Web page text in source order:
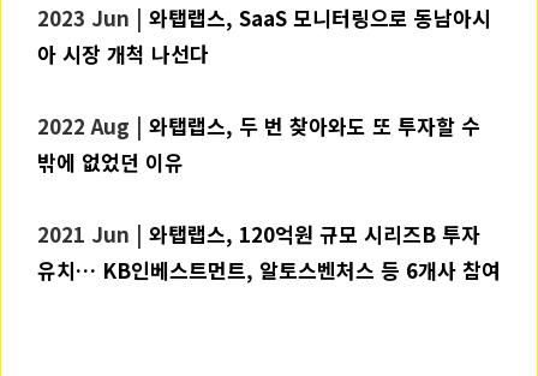
2023 Jun | 와탭랩스, SaaS 모니터링으로 동남아시
아 시장 개척 나선다
2022 Aug | 와탭랩스, 두 번 찾아와도 또 투자할 수
밖에 없었던 이유
2021 Jun | 와탭랩스, 120억원 규모 시리즈B 투자
유치… KB인베스트먼트, 알토스벤처스 등 6개사 참여